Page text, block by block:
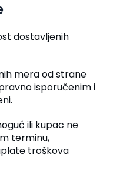
dostavljenih
mera od strane
isporučenim i
ili kupac ne
terminu,
troškova